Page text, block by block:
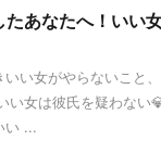
あなたへ！いい
い女がやらないこと
い女は彼氏を疑わない
い ...